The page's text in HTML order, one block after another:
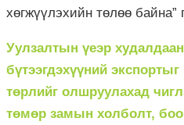
хөгжүүлэхийн төлөө байна”
Уулзалтын үеэр
бүтээгдэхүүний
төрлийг олшруулахад
төмөр замын холболт,